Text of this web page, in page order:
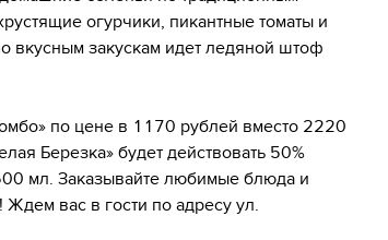
огурчики, пикантные томаты и
вкусным закускам идет ледяной штоф
по цене в 1170 рублей вместо 2220
Березка» будет действовать 50%
мл. Заказывайте любимые блюда и
вас в гости по адресу ул.